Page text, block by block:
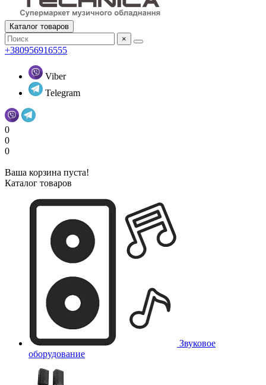
Каталог товаров
×
+380956916555
Viber
Telegram
0
0
0
Ваша корзина пуста!
Каталог товаров
Звуковое
оборудование